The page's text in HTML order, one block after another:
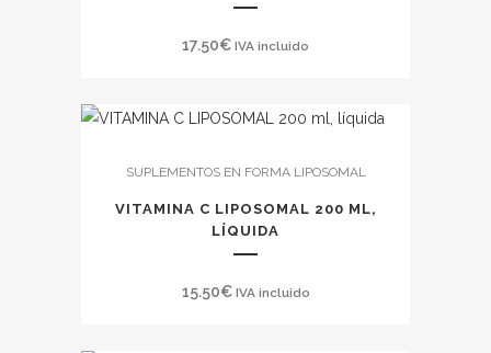
17.50€ IVA incluido
SUPLEMENTOS EN FORMA LIPOSOMAL
VITAMINA C LIPOSOMAL 200 ML,
LÍQUIDA
15.50€ IVA incluido